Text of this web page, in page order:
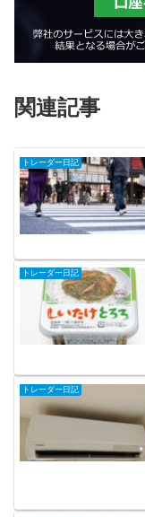
関連記事
トレーダー日記
トレーダー日記
トレーダー日記